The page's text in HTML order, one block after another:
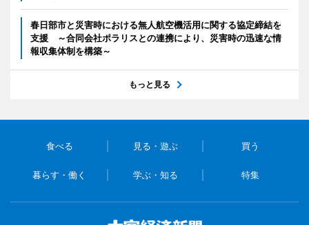
春日部市と災害時における無人航空機活用に関する協定締結を
支援 ～合同会社ポラリスとの連携により、災害時の迅速な情
報収集体制を構築～
もっと見る
食べる 見る・遊ぶ 買う
暮らす・働く 学ぶ・知る 特集